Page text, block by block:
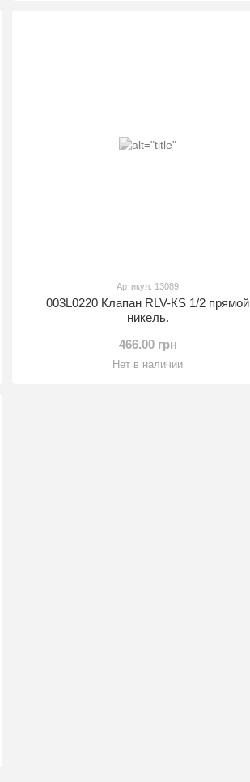
Артикул: 13089
003L0220 Клапан RLV-КS 1/2 прямой
никель.
466.00 грн
Нет в наличии